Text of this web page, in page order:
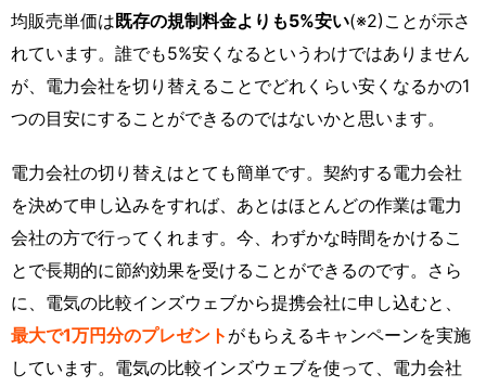
均販売単価は既存の規制料金よりも5%安い(※2)ことが示さ
れています。誰でも5%安くなるというわけではありません
が、電力会社を切り替えることでどれくらい安くなるかの1
つの目安にすることができるのではないかと思います。
電力会社の切り替えはとても簡単です。契約する電力会社
を決めて申し込みをすれば、あとはほとんどの作業は電力
会社の方で行ってくれます。今、わずかな時間をかけるこ
とで長期的に節約効果を受けることができるのです。さら
に、電気の比較インズウェブから提携会社に申し込むと、
最大で1万円分のプレゼント がもらえるキャンペーンを実施
しています。電気の比較インズウェブを使って、電力会社